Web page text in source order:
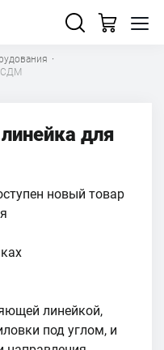
·
СДМ
для
новый товар
линейкой,
под углом, и